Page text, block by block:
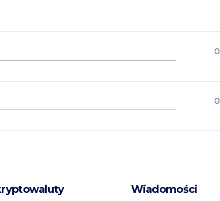
0
0
Wiadomości